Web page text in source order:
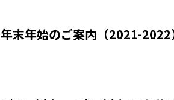
年末年始のご案内（2021-2022